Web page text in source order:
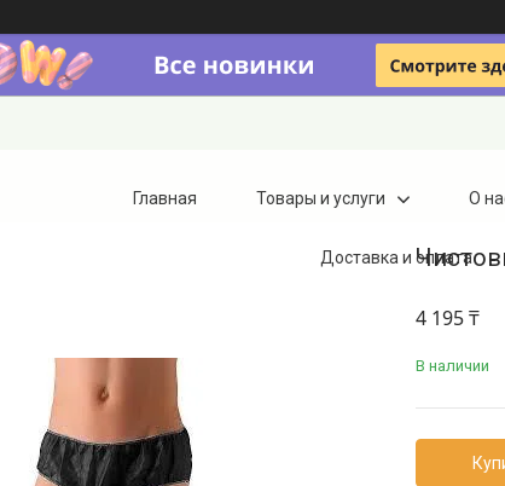
Главная Товары и услуги О
Доставка и оплата
4 195 ₸
В наличии